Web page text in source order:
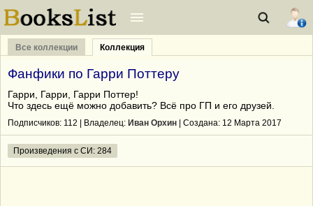
Все коллекции Коллекция
Фанфики по Гарри Поттеру
Гарри, Гарри, Гарри Поттер!
Что здесь ещё можно добавить? Всё про ГП и его друзей.
Подписчиков: 112 | Владелец: Иван Орхин | Cоздана: 12 Марта 2017
Произведения с СИ: 284